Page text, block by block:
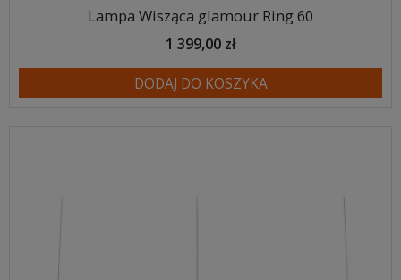
Lampa Wisząca glamour Ring 60
1 399,00 zł
DODAJ DO KOSZYKA